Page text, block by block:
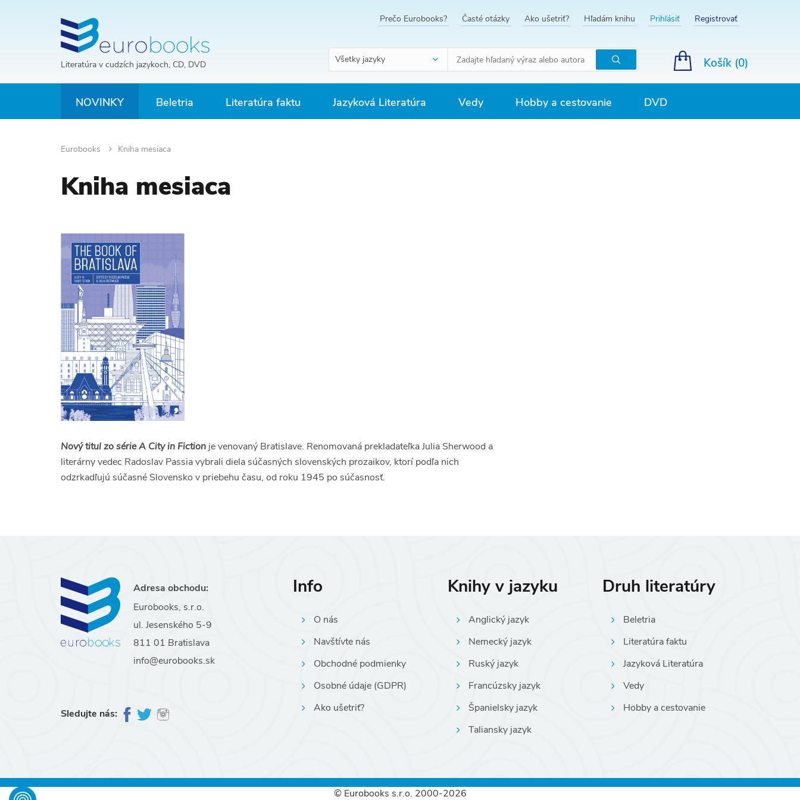
Literatúra v cudzích jazykoch, CD, DVD
Prečo Eurobooks? Časté otázky Ako ušetriť? Hľadám knihu Prihlásiť Registrovať
Všetky jazyky
Hľadať
Košík (0)
NOVINKY Beletria Literatúra faktu Jazyková Literatúra Vedy Hobby a cestovanie DVD
Eurobooks Kniha mesiaca
Kniha mesiaca
Nový titul zo série A City in Fiction je venovaný Bratislave. Renomovaná prekladateľka Julia Sherwood a
literárny vedec Radoslav Passia vybrali diela súčasných slovenských prozaikov, ktorí podľa nich
odzrkadľujú súčasné Slovensko v priebehu času, od roku 1945 po súčasnosť.
Adresa obchodu:
Eurobooks, s.r.o.
ul. Jesenského 5-9
811 01 Bratislava
info@eurobooks.sk
Sledujte nás:
Info
O nás
Navštívte nás
Obchodné podmienky
Osobné údaje (GDPR)
Ako ušetriť?
Knihy v jazyku
Anglický jazyk
Nemecký jazyk
Ruský jazyk
Francúzsky jazyk
Španielsky jazyk
Taliansky jazyk
Druh literatúry
Beletria
Literatúra faktu
Jazyková Literatúra
Vedy
Hobby a cestovanie
© Eurobooks s.r.o. 2000-2026